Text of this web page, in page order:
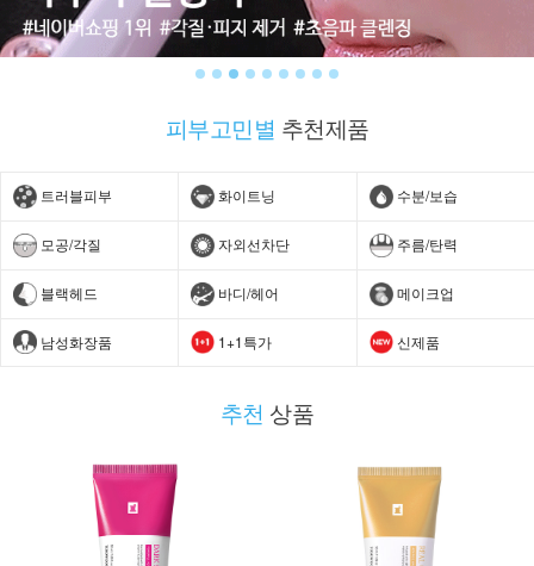
피부고민별 추천제품
트러블피부 화이트닝 수분/보습
모공/각질 자외선차단 주름/탄력
블랙헤드 바디/헤어 메이크업
남성화장품 1+1특가 신제품
추천 상품